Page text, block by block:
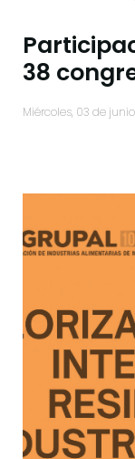
38
miércoles, 03 de